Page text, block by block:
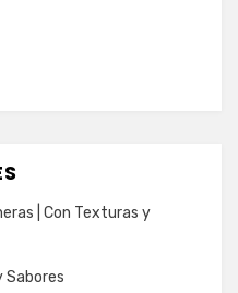
| Con Texturas y
Sabores